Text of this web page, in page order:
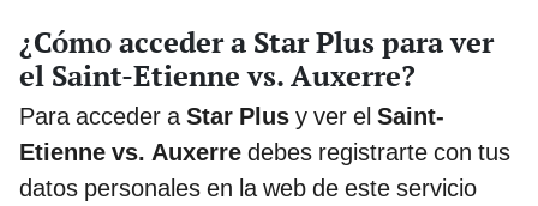
¿Cómo acceder a Star Plus para ver
el Saint-Etienne vs. Auxerre?
Para acceder aStar Plus y ver el Saint-
Etienne vs. Auxerre debes registrarte con tus
datos personales en la web de este servicio